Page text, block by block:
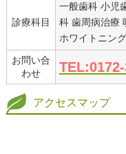
診療科目
一般歯科 小児
科 歯周病治療
ホワイトニン
お問い合
わせ
アクセスマップ